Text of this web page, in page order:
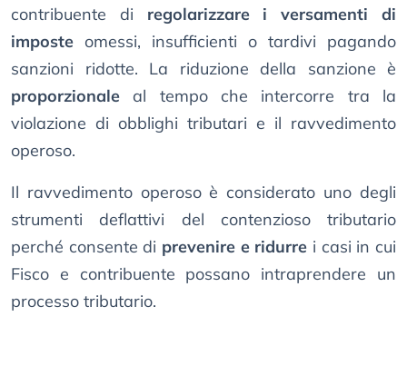
contribuente di regolarizzare i versamenti di
imposte omessi, insufficienti o tardivi pagando
sanzioni ridotte. La riduzione della sanzione è
proporzionale al tempo che intercorre tra la
violazione di obblighi tributari e il ravvedimento
operoso.
Il ravvedimento operoso è considerato uno degli
strumenti deflattivi del contenzioso tributario
perché consente di prevenire e ridurre i casi in cui
Fisco e contribuente possano intraprendere un
processo tributario.